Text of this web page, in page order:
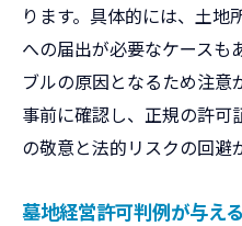
ります。具体的には、土地
への届出が必要なケースも
ブルの原因となるため注意
事前に確認し、正規の許可
の敬意と法的リスクの回避
墓地経営許可判例が与え